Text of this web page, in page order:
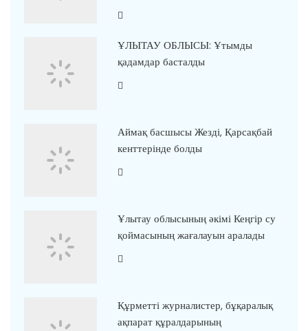
ҰЛЫТАУ ОБЛЫСЫ: Ұтымды
қадамдар басталды
Аймақ басшысы Жезді, Қарсақбай
кенттерінде болды
Ұлытау облысының әкімі Кеңгір су
қоймасының жағалауын аралады
Құрметті журналистер, бұқаралық
ақпарат құралдарының